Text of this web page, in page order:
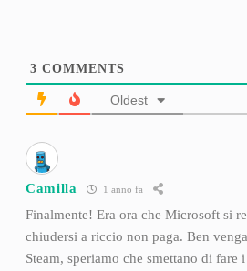
3 COMMENTS
Oldest
Camilla 1 anno fa
Finalmente! Era ora che Microsoft si
chiudersi a riccio non paga. Ben
Steam, speriamo che smettano di fare